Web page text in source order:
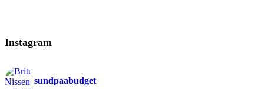
Instagram
sundpaabudget